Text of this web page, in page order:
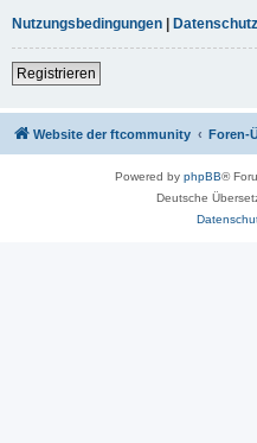
Nutzungsbedingungen |
Registrieren
Website der ftcommunity Foren-
Powered by phpBB®
Deutsche